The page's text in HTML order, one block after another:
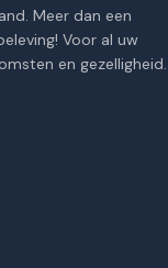
Meer dan een
Voor al uw
en gezelligheid.